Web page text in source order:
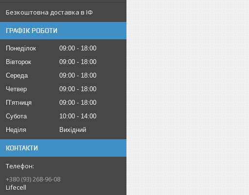
Безкоштовна доставка в ІФ
ГРАФІК РОБОТИ
Понеділок 09:00
18:00
Вівторок
09:00
18:00
Середа
09:00
18:00
Четвер
09:00
18:00
Пʼятниця
09:00
18:00
Субота
10:00
14:00
Неділя
Вихідний
КОНТАКТИ
+380 (93) 268-96-08
Lifecell